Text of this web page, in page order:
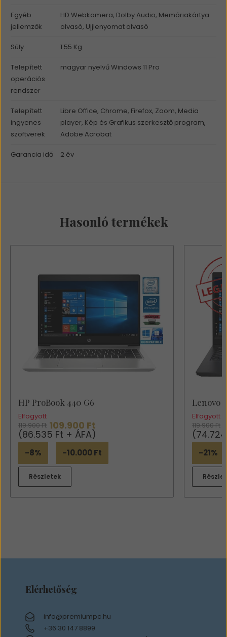
Egyéb
jellemzők
HD Webkamera, Dolby Audio, Memóriakártya
olvasó, Ujjlenyomat olvasó
Súly 1.55 Kg
Telepített
operációs
rendszer
magyar nyelvű Windows 11 Pro
Telepített
ingyenes
szoftverek
Libre Office, Chrome, Firefox, Zoom, Media
player, Kép és Grafikus szerkesztő program,
Adobe Acrobat
Garancia idő 2 év
Írja meg véleményét!
Értékelem a terméket
Hasonló termékek
HP ProBook 440 G6
Elfogyott
119.900 Ft 109.900 Ft
(86.535 Ft + ÁFA)
-8% -10.000 Ft
Részletek
Lenovo
Elfogyott
119.900 Ft
-21%
Elérhetőség
info@premiumpc.hu
+36 30 147 8899